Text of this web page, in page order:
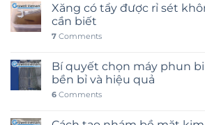
Xăng có tẩy được rỉ sét
cần biết
7 Comments
Bí quyết chọn máy phun
bền bỉ và hiệu quả
6 Comments